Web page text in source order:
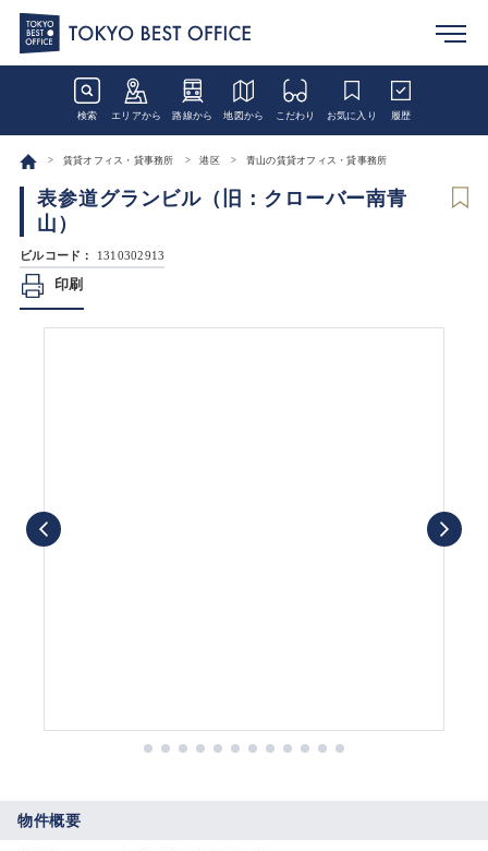
検索 エリアから 路線から 地図から こだわり お気に入り 履歴
賃貸オフィス・貸事務所 港区 青山の賃貸オフィス・貸事務所
表参道グランビル（旧：クローバー南青
山）
ビルコード： 1310302913
印刷
物件概要